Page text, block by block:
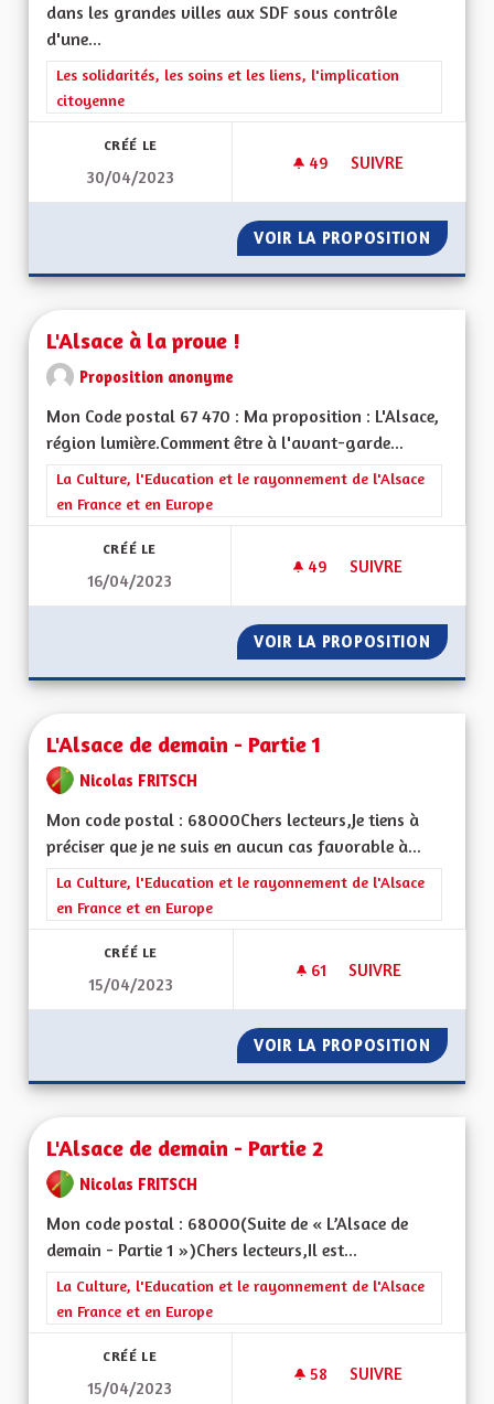
dans les grandes villes aux SDF sous contrôle
d'une...
Filtrer les résultats de la catégorie : Les solidarités, les soins
Les solidarités, les soins et les liens, l'implication
citoyenne
CRÉÉ LE
30/04/2023
49 49 ABONNÉS
SUIVRE
VOIR LA PROPOSITION
L'Alsace à la proue !
Proposition anonyme
Mon Code postal 67 470 : Ma proposition : L'Alsace,
région lumière.Comment être à l'avant-garde...
Filtrer les résultats de la catégorie : La Culture, l'Education et
La Culture, l'Education et le rayonnement de l'Alsace
en France et en Europe
CRÉÉ LE
16/04/2023
49 49 ABONNÉS
SUIVRE
VOIR LA PROPOSITION
L'Alsace de demain - Partie 1
Nicolas FRITSCH
Mon code postal : 68000Chers lecteurs,Je tiens à
préciser que je ne suis en aucun cas favorable à...
Filtrer les résultats de la catégorie : La Culture, l'Education et
La Culture, l'Education et le rayonnement de l'Alsace
en France et en Europe
CRÉÉ LE
15/04/2023
61 61 ABONNÉS
SUIVRE
VOIR LA PROPOSITION
L'Alsace de demain - Partie 2
Nicolas FRITSCH
Mon code postal : 68000(Suite de « L’Alsace de
demain - Partie 1 »)Chers lecteurs,Il est...
Filtrer les résultats de la catégorie : La Culture, l'Education et
La Culture, l'Education et le rayonnement de l'Alsace
en France et en Europe
CRÉÉ LE
15/04/2023
58 58 ABONNÉS
SUIVRE